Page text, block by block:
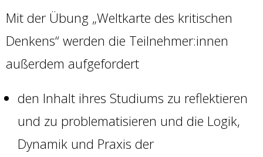
Mit der Übung „Weltkarte des kritischen
Denkens“ werden die Teilnehmer:innen
außerdem aufgefordert
den Inhalt ihres Studiums zu reflektieren
und zu problematisieren und die Logik,
Dynamik und Praxis der